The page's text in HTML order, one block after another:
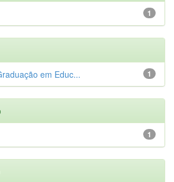
1
1
em Educ...
1